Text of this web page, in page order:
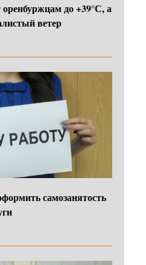
до +39°С, а
ветер
самозанятость